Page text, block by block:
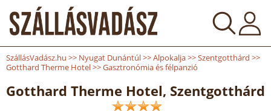
SzállásVadász.hu >> Nyugat Dunántúl>>Alpokalja>>Szentgotthárd >>
Gotthard Therme Hotel>>Gasztronómia és félpanzió
Gotthard Therme Hotel, Szentgotthárd